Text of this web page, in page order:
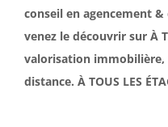
conseil en agencement
venez le découvrir sur À
valorisation immobilière,
distance. À TOUS LES